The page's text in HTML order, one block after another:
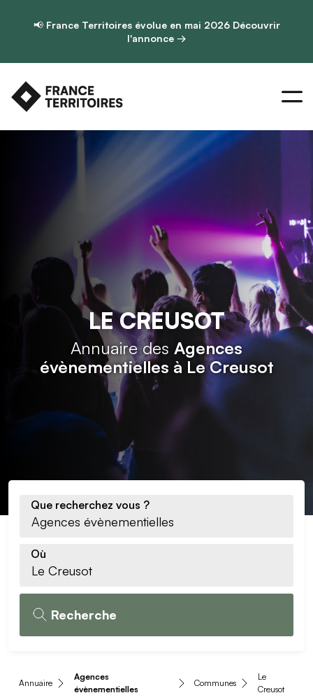
📢 France Territoires évolue en mai 2026 Découvrir
l'annonce →
LE CREUSOT
Annuaire des Agences
évènementielles à Le Creusot
Que recherchez vous ?
Où
Recherche
Annuaire
Agences
évènementielles
Communes
Le
Creusot